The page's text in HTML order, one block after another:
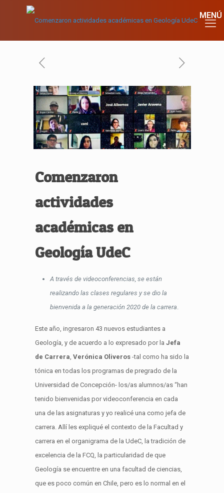
Comenzaron
actividades
académicas en
Geología UdeC
A través de videoconferencias, se están
realizando las clases regulares y se dio la
bienvenida a la generación 2020 de la carrera.
Este año, ingresaron 43 nuevos estudiantes a
Geología, y de acuerdo a lo expresado por la Jefa
de Carrera, Verónica Oliveros-tal como ha sido la
tónica en todas los programas de pregrado de la
Universidad de Concepción- los/as alumnos/as “han
tenido bienvenidas por videoconferencia en cada
una de las asignaturas y yo realicé una como jefa de
carrera. Allí les expliqué el contexto de la Facultad y
carrera en el organigrama de la UdeC, la tradición de
excelencia de la FCQ, la particularidad de que
Geología se encuentre en una facultad de ciencias,
que es poco común en Chile, pero es lo normal en el